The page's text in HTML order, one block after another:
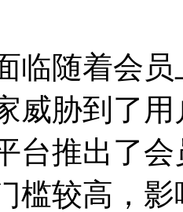
随着会员
家威胁到
平台推出了
较高